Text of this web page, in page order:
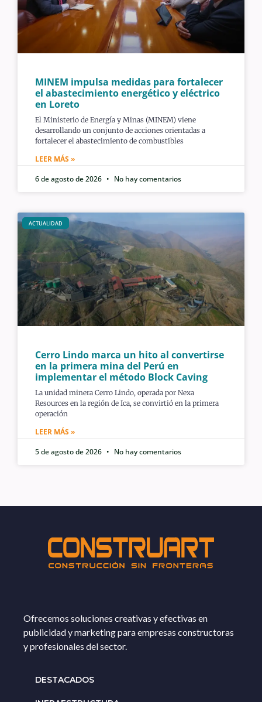
MINEM impulsa medidas para fortalecer
el abastecimiento energético y eléctrico
en Loreto
El Ministerio de Energía y Minas (MINEM) viene
desarrollando un conjunto de acciones orientadas a
fortalecer el abastecimiento de combustibles
LEER MÁS »
6 de agosto de 2026
No hay comentarios
ACTUALIDAD
Cerro Lindo marca un hito al convertirse
en la primera mina del Perú en
implementar el método Block Caving
La unidad minera Cerro Lindo, operada por Nexa
Resources en la región de Ica, se convirtió en la primera
operación
LEER MÁS »
5 de agosto de 2026
No hay comentarios
Ofrecemos soluciones creativas y efectivas en
publicidad y marketing para empresas constructoras
y profesionales del sector.
DESTACADOS